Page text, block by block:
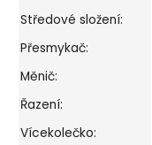
Středové složení:
Přesmykač:
Měnič:
Řazení:
Vícekolečko: